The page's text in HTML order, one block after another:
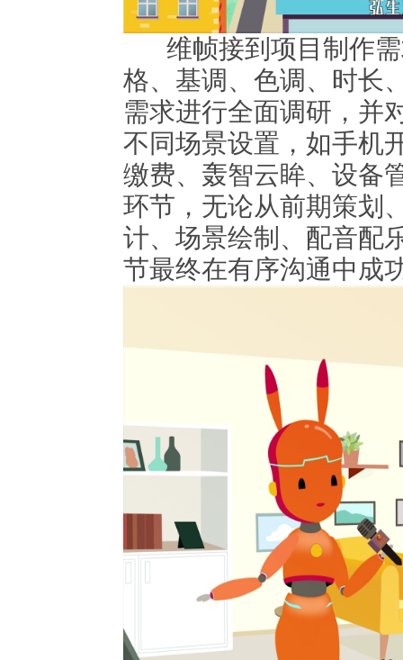
维帧接到项目制作
格、基调、色调、时长
需求进行全面调研，并
不同场景设置，如手机
缴费、轰智云眸、设备
环节，无论从前期策划
计、场景绘制、配音配
节最终在有序沟通中成